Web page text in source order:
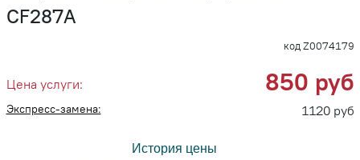
CF287A
код Z0074179
Цена услуги: 850 руб
Экспресс-замена: 1120 руб
История цены